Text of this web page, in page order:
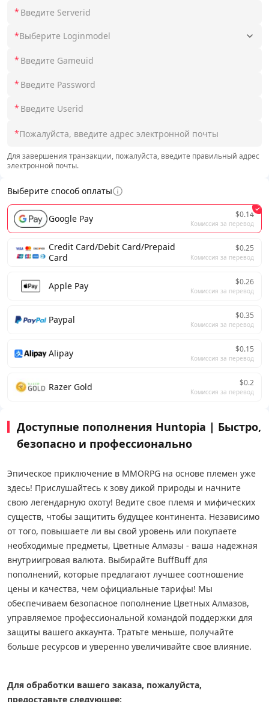
*
*Выберите Loginmodel
*
*
*
*
Для завершения транзакции, пожалуйста, введите правильный адрес
электронной почты.
Выберите способ оплаты
Google Pay $0.14
Комиссия за перевод
Credit Card/Debit Card/Prepaid
Card
$0.25
Комиссия за перевод
Apple Pay $0.26
Комиссия за перевод
Paypal $0.35
Комиссия за перевод
Alipay $0.15
Комиссия за перевод
Razer Gold $0.2
Комиссия за перевод
Доступные пополнения Huntopia | Быстро,
безопасно и профессионально
Эпическое приключение в MMORPG на основе племен уже
здесь! Прислушайтесь к зову дикой природы и начните
свою легендарную охоту! Ведите свое племя и мифических
существ, чтобы защитить будущее континента. Независимо
от того, повышаете ли вы свой уровень или покупаете
необходимые предметы, Цветные Алмазы - ваша надежная
внутриигровая валюта. Выбирайте BuffBuff для
пополнений, которые предлагают лучшее соотношение
цены и качества, чем официальные тарифы! Мы
обеспечиваем безопасное пополнение Цветных Алмазов,
управляемое профессиональной командой поддержки для
защиты вашего аккаунта. Тратьте меньше, получайте
больше ресурсов и уверенно увеличивайте свое влияние.
Для обработки вашего заказа, пожалуйста,
предоставьте следующее: